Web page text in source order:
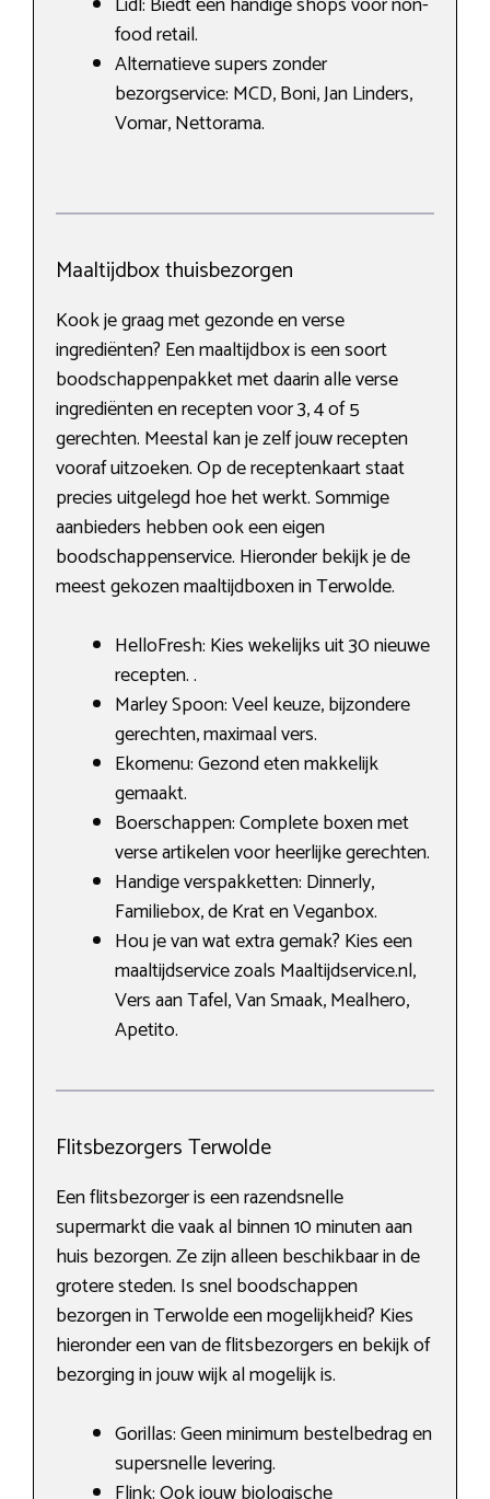
food retail.
Alternatieve supers zonder
bezorgservice: MCD, Boni, Jan Linders,
Vomar, Nettorama.
Maaltijdbox thuisbezorgen
Kook je graag met gezonde en verse
ingrediënten? Een maaltijdbox is een soort
boodschappenpakket met daarin alle verse
ingrediënten en recepten voor 3, 4 of 5
gerechten. Meestal kan je zelf jouw recepten
vooraf uitzoeken. Op de receptenkaart staat
precies uitgelegd hoe het werkt. Sommige
aanbieders hebben ook een eigen
boodschappenservice. Hieronder bekijk je de
meest gekozen maaltijdboxen in Terwolde.
HelloFresh: Kies wekelijks uit 30 nieuwe
recepten. .
Marley Spoon: Veel keuze, bijzondere
gerechten, maximaal vers.
Ekomenu: Gezond eten makkelijk
gemaakt.
Boerschappen: Complete boxen met
verse artikelen voor heerlijke gerechten.
Handige verspakketten: Dinnerly,
Familiebox, de Krat en Veganbox.
Hou je van wat extra gemak? Kies een
maaltijdservice zoals Maaltijdservice.nl,
Vers aan Tafel, Van Smaak, Mealhero,
Apetito.
Flitsbezorgers Terwolde
Een flitsbezorger is een razendsnelle
supermarkt die vaak al binnen 10 minuten aan
huis bezorgen. Ze zijn alleen beschikbaar in de
grotere steden. Is snel boodschappen
bezorgen in Terwolde een mogelijkheid? Kies
hieronder een van de flitsbezorgers en bekijk of
bezorging in jouw wijk al mogelijk is.
Gorillas: Geen minimum bestelbedrag en
supersnelle levering.